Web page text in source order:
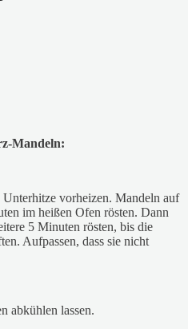
Mandeln:
vorheizen. Mandeln auf
im heißen Ofen rösten. Dann
5 Minuten rösten, bis die
Aufpassen, dass sie nicht
abkühlen lassen.